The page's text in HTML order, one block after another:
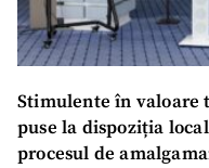
Stimulente în valoare
puse la dispoziția
procesul de